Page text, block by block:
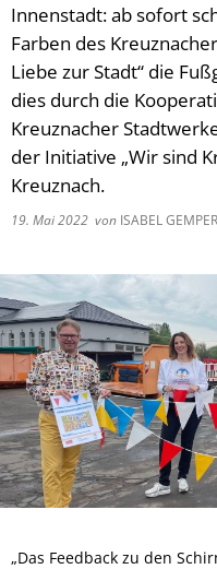
Innenstadt: ab sofort
Farben des
Liebe zur Stadt“ die
dies durch die
Kreuznacher
der Initiative „Wir sind
Kreuznach.
19. Mai 2022 von ISABEL
„Das Feedback zu den